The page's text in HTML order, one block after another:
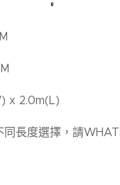
x 2.0m(L)
長度選擇，請